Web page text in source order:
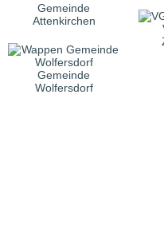
Gemeinde
Attenkirchen
Gemeinde
Wolfersdorf